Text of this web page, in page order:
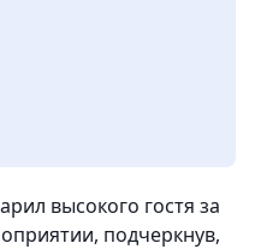
высокого гостя за
подчеркнув,